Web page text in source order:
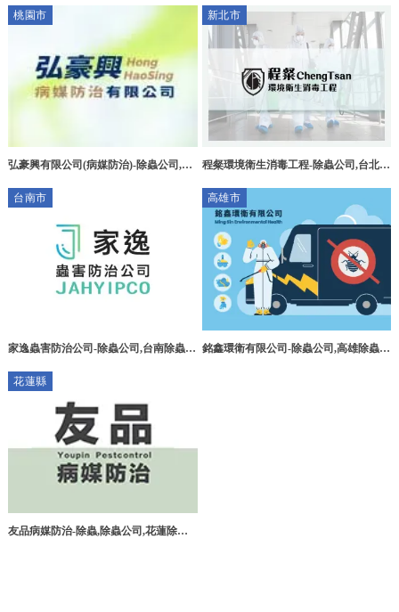
桃園市
弘豪興有限公司(病媒防治)-除蟲公司,桃
司
新北市
程粲環境衛生消毒工程-除蟲公司,台北除
司,三重餐廳消毒公司
台南市
家逸蟲害防治公司-除蟲公司,台南除蟲公
蟲公司
高雄市
銘鑫環衛有限公司-除蟲公司,高雄除蟲公
花蓮縣
友品病媒防治-除蟲,除蟲公司,花蓮除蟲,